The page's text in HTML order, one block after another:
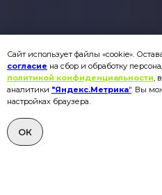
Сайт использует файлы «cookie».
согласие на сбор и обработку
политикой конфиденциальности,
аналитики "Яндекс.Метрика". Вы
настройках браузера.
ОК